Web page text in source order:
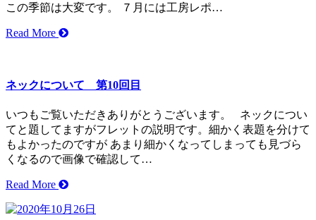
この季節は大変です。 ７月には工房レポ…
Read More
ネックについて 第10回目
いつもご覧いただきありがとうございます。 ネックについ
てと題してますがフレットの説明です。細かく表題を分けて
もよかったのですが あまり細かくなってしまっても見づら
くなるので画像で確認して…
Read More